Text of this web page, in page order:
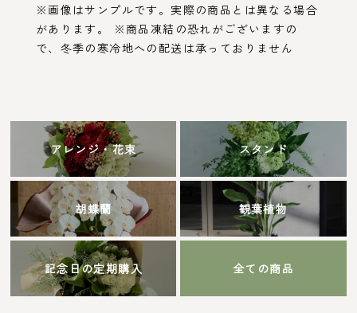
※画像はサンプルです。実際の商品とは異なる場合
があります。 ※商品凍結の恐れがございますの
で、冬季の寒冷地への配送は承っておりません
アレンジ・花束 スタンド
胡蝶蘭 観葉植物
記念日の定期購入 全ての商品